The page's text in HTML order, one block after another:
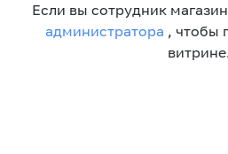
Если вы сотрудник
администратора , чтобы